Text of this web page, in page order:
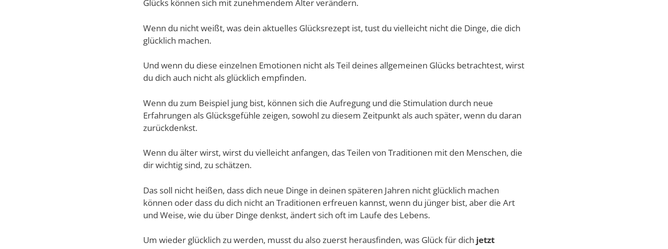
Glücks können sich mit zunehmendem Alter verändern.
Wenn du nicht weißt, was dein aktuelles Glücksrezept ist, tust du vielleicht nicht die Dinge, die dich
glücklich machen.
Und wenn du diese einzelnen Emotionen nicht als Teil deines allgemeinen Glücks betrachtest, wirst
du dich auch nicht als glücklich empfinden.
Wenn du zum Beispiel jung bist, können sich die Aufregung und die Stimulation durch neue
Erfahrungen als Glücksgefühle zeigen, sowohl zu diesem Zeitpunkt als auch später, wenn du daran
zurückdenkst.
Wenn du älter wirst, wirst du vielleicht anfangen, das Teilen von Traditionen mit den Menschen, die
dir wichtig sind, zu schätzen.
Das soll nicht heißen, dass dich neue Dinge in deinen späteren Jahren nicht glücklich machen
können oder dass du dich nicht an Traditionen erfreuen kannst, wenn du jünger bist, aber die Art
und Weise, wie du über Dinge denkst, ändert sich oft im Laufe des Lebens.
Um wieder glücklich zu werden, musst du also zuerst herausfinden, was Glück für dich jetzt